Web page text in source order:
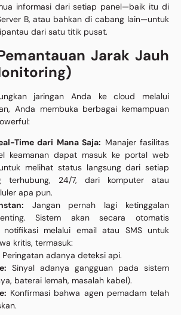
informasi dari setiap panel—baik itu di
B, atau bahkan di cabang lain—untuk
dari satu titik pusat.
Jarak Jauh
jaringan Anda ke cloud melalui
Anda membuka berbagai kemampuan
Time dari Mana Saja: Manajer fasilitas
keamanan dapat masuk ke portal web
melihat status langsung dari setiap
terhubung, 24/7, dari komputer atau
apa pun.
Jangan pernah lagi ketinggalan
Sistem akan secara otomatis
notifikasi melalui email atau SMS untuk
kritis, termasuk:
Peringatan adanya deteksi api.
Sinyal adanya gangguan pada sistem
baterai lemah, masalah kabel).
Konfirmasi bahwa agen pemadam telah